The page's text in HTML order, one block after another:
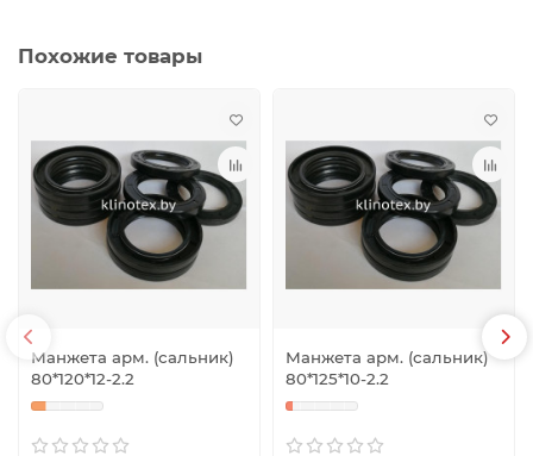
Похожие товары
Манжета арм. (сальник)
80*120*12-2.2
Манжета арм. (сальник)
80*125*10-2.2